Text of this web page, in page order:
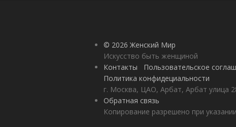
© 2026 Женский Мир
Искусство быть женщиной
Контакты
Пользовательское
Политика конфидециальности
г. Москва, ЦАО, Арбат, Арбат улица
Обратная связь
Копирование разрешено при